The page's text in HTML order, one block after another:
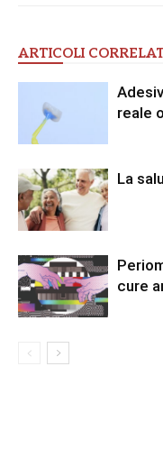
ARTICOLI
reale
La
cure